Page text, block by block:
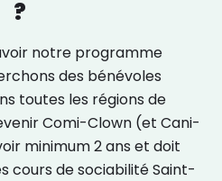
?
notre programme
des bénévoles
toutes les régions de
Comi-Clown (et Cani-
minimum 2 ans et doit
cours de sociabilité Saint-